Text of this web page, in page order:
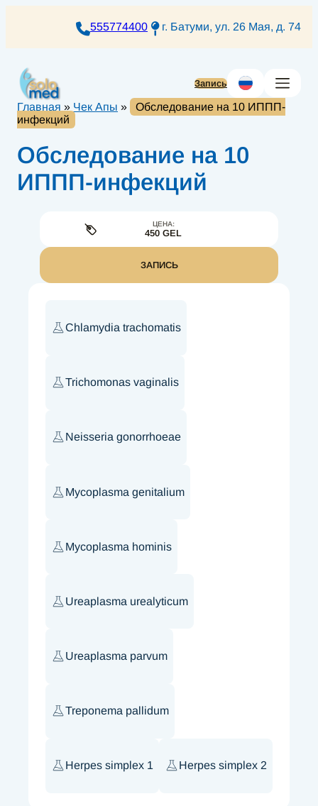
555774400 г. Батуми, ул. 26 Мая, д. 74
Запись
Главная » Чек Апы »
Обследование на 10 ИППП-
инфекций
Обследование на 10
ИППП-инфекций
Chlamydia trachomatis
Trichomonas vaginalis
Neisseria gonorrhoeae
Mycoplasma genitalium
Mycoplasma hominis
Ureaplasma urealyticum
Ureaplasma parvum
Treponema pallidum
Herpes simplex 1 Herpes simplex 2
ЦЕНА:
450 GEL
ЗАПИСЬ